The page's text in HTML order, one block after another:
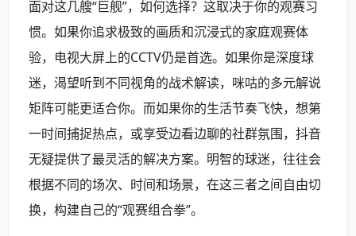
面对这几艘“巨舰”，如何选择？这取决于你的观赛习
惯。如果你追求极致的画质和沉浸式的家庭观赛体
验，电视大屏上的CCTV仍是首选。如果你是深度球
迷，渴望听到不同视角的战术解读，咪咕的多元解说
矩阵可能更适合你。而如果你的生活节奏飞快，想第
一时间捕捉热点，或享受边看边聊的社群氛围，抖音
无疑提供了最灵活的解决方案。明智的球迷，往往会
根据不同的场次、时间和场景，在这三者之间自由切
换，构建自己的“观赛组合拳”。